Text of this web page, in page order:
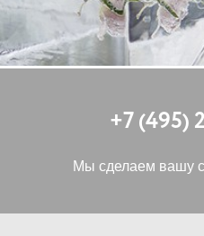
+7 (495)
Мы сделаем вашу